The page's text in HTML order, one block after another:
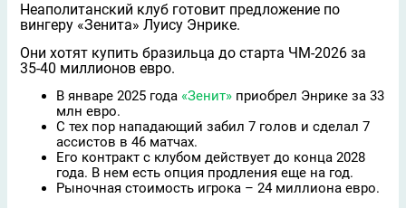
Неаполитанский клуб готовит предложение по
вингеру «Зенита» Луису Энрике.
Они хотят купить бразильца до старта ЧМ-2026 за
35-40 миллионов евро.
В январе 2025 года «Зенит» приобрел Энрике за 33
млн евро.
С тех пор нападающий забил 7 голов и сделал 7
ассистов в 46 матчах.
Его контракт с клубом действует до конца 2028
года. В нем есть опция продления еще на год.
Рыночная стоимость игрока – 24 миллиона евро.